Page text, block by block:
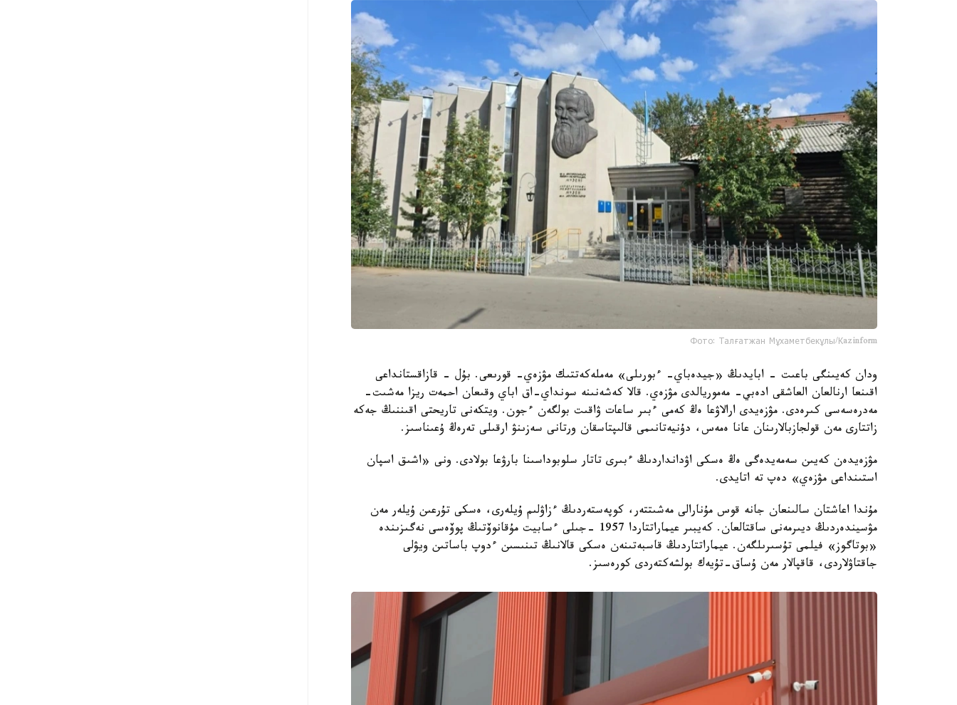
Фото: Талғатжан Мұхаметбекұлы/Кazinform
ودان كەيىنگى باعىت - ابايدىڭ «جيدەباي- ءبورىلى» مەملەكەتتىك مۋزەي- قورىعى. بۇل - قازاقستانداعى
اقىنعا ارنالعان العاشقى ادەبي- مەموريالدى مۋزەي. قالا كەشەنىنە سونداي-اق اباي وقىعان احمەت ريزا مەشىت-
مەدرەسەسى كىرەدى. مۋزەيدى ارالاۋعا ەڭ كەمى ءبىر ساعات ۋاقىت بولگەن ءجون. ويتكەنى تاريحتى اقىننىڭ جەكە
زاتتارى مەن قولجازبالارىنان عانا ەمەس، دۇنيەتانىمى قالىپتاسقان ورتانى سەزىنۋ ارقىلى تەرەڭ ۇعىناسىز.
مۋزەيدەن كەيىن سەمەيدەگى ەڭ ەسكى اۋدانداردىڭ ءبىرى تاتار سلوبوداسىنا بارۋعا بولادى. ونى «اشىق اسپان
استىنداعى مۋزەي» دەپ تە اتايدى.
مۇندا اعاشتان سالىنعان جانە قوس مۇنارالى مەشىتتەر، كوپەستەردىڭ ءزاۋلىم ۇيلەرى، ەسكى تۇرعىن ۇيلەر مەن
مۋسيندەردىڭ ديىرمەنى ساقتالعان. كەيبىر عيماراتتاردا 1957 -جىلى ءسابيت مۇقانوۆتىڭ پوۆەسى نەگىزىندە
«بوتاگوز» فيلمى تۇسىرىلگەن. عيماراتتاردىڭ قاسبەتىنەن ەسكى قالانىڭ تىنىسىن ءدوپ باساتىن ويۋلى
جاقتاۋلاردى، قاقپالار مەن ۇساق-تۇيەك بولشەكتەردى كورەسىز.